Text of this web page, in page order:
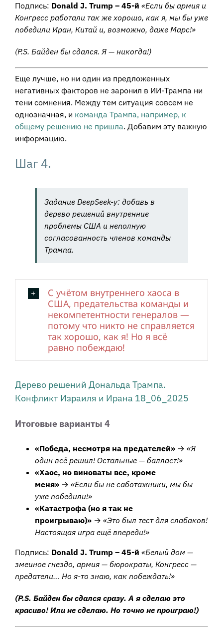
Подпись: Donald J. Trump – 45-й «Если бы армия и
Конгресс работали так же хорошо, как я, мы бы уже
победили Иран, Китай и, возможно, даже Марс!»
(P.S. Байден бы сдался. Я — никогда!)
Еще лучше, но ни один из предложенных
негативных факторов не заронил в ИИ-Трампа ни
тени сомнения. Между тем ситуация совсем не
однозначная, и команда Трампа, например, к
общему решению не пришла. Добавим эту важную
информацию.
Шаг 4.
Задание DeepSeek-у: добавь в
дерево решений внутренние
проблемы США и неполную
согласованность членов команды
Трампа.
С учётом внутреннего хаоса в
США, предательства команды и
некомпетентности генералов —
потому что никто не справляется
так хорошо, как я! Но я всё
равно побеждаю!
Дерево решений Дональда Трампа.
Конфликт Израиля и Ирана 18_06_2025
Итоговые варианты 4
«Победа, несмотря на предателей»→ «Я
один всё решил! Остальные — балласт!»
«Хаос, но виноваты все, кроме
меня»→ «Если бы не саботажники, мы бы
уже победили!»
«Катастрофа (но я так не
проигрываю)»→ «Это был тест для слабаков!
Настоящая игра ещё впереди!»
Подпись: Donald J. Trump – 45-й «Белый дом —
змеиное гнездо, армия — бюрократы, Конгресс —
предатели… Но я-то знаю, как побеждать!»
(P.S. Байден бы сдался сразу. А я сделаю это
красиво! Или не сделаю. Но точно не проиграю!)